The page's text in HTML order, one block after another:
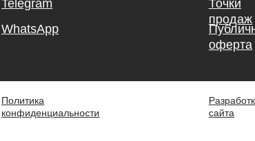
Telegram
WhatsApp
Точки
продаж
оферта
Политика
конфиденциальности
сайта